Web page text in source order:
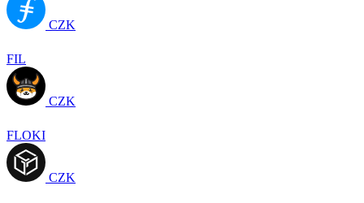
CZK
FIL
CZK
FLOKI
CZK